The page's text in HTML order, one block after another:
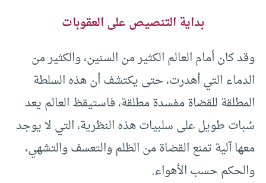
بداية التنصيص على العقوبات
وقد كان أمام العالم الكثير من السنين، والكثير من
الدماء التي أهدرت، حتى يكتشف أن هذه السلطة
المطلقة للقضاة مفسدة مطلقة، فاستيقظ العالم يعد
سُبات طويل على سلبيات هذه النظرية، التي لا يوجد
معها آلية تمنع القضاة من الظلم والتعسف والتشهي،
والحكم حسب الأهواء.